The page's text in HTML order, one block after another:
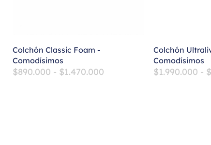
Colchón Classic Foam -
Comodísimos
$890.000 - $1.470.000
Colchón
Comodísimos
$1.990.000 - $